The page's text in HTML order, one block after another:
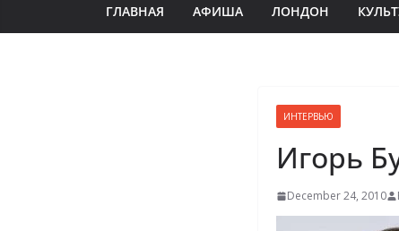
ГЛАВНАЯ АФИША ЛОНДОН
ИНТЕРВЬЮ
Игорь
December 24, 2010